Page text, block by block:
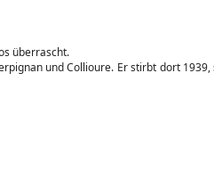
überrascht.
und Collioure. Er stirbt dort 1939,